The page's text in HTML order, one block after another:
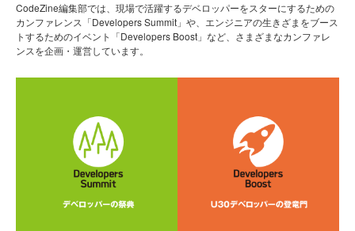
CodeZine編集部では、現場で活躍するデベロッパーをスターにするための
カンファレンス「Developers Summit」や、エンジニアの生きざまをブース
トするためのイベント「Developers Boost」など、さまざまなカンファレ
ンスを企画・運営しています。